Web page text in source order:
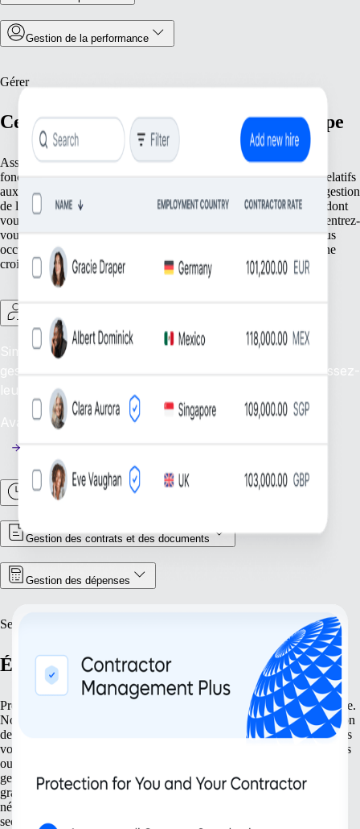
Gestion de la performance
Gérer
Centralisez les opérations de votre équipe
Assurez une gestion efficace avec des outils qui rationalisent les
fonctionnalités essentielles de votre équipe. Des registres précis relatifs
aux informations de vos employés au suivi des présences et à la gestion
de la conformité avec le droit local, nous vous apportons tout ce dont
vous avez besoin pour la bonne marche de vos opérations. Concentrez-
vous sur l’essentiel : votre personnel. Pendant ce temps, nous nous
occupons des tâches fondamentales pour votre entreprise en pleine
croissance.
Gestion des freelances
Simplifiez la supervision des freelances : assurez une
gestion efficace de vos freelances mondiaux et fournissez-
leur l’assistance nécessaire.
Availability: En cours
Gestion des heures et des présences
Gestion des contrats et des documents
Gestion des dépenses
Se développer
Étendez vos activités en toute confiance
Préparez votre entreprise pour de multiples opportunités de croissance.
Nos solutions vous aident à rationaliser votre expansion, de la création
de nouvelles entités à la gestion de votre propriété intellectuelle. Nous
vous accompagnons de vos premiers pas jusqu’au sommet ! Avec des
outils adaptés aussi bien à vos besoins actuels que futurs, comme la
gestion des freelances et la conformité continue, votre entreprise
grandit et s’enrichit de solutions intelligentes. Adoptez la flexibilité
nécessaire pour faire face aux évolutions de votre entreprise et son
secteur, et assurer ainsi votre réussite sur le long terme.